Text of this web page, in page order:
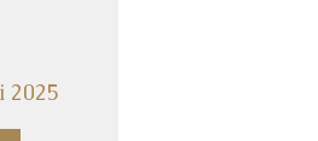
2025